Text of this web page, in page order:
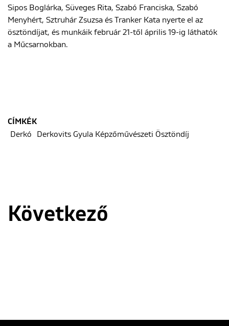
Sipos Boglárka, Süveges Rita, Szabó Franciska, Szabó
Menyhért, Sztruhár Zsuzsa és Tranker Kata nyerte el az
ösztöndíjat, és munkáik február 21-től április 19-ig láthatók
a Műcsarnokban.
CÍMKÉK
Derkó
Derkovits Gyula Képzőművészeti Ösztöndíj
Következő